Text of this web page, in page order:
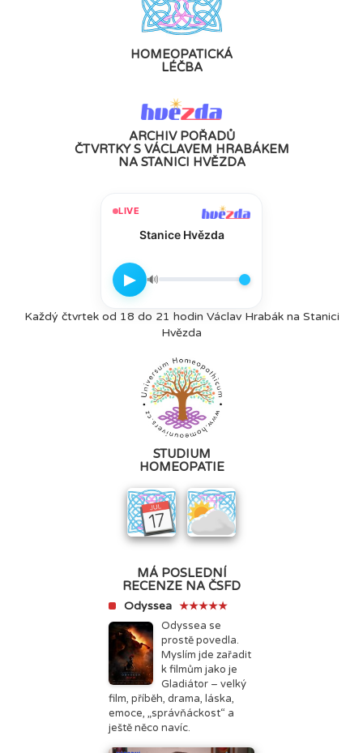
HOMEOPATICKÁ
LÉČBA
ARCHIV POŘADŮ
ČTVRTKY S VÁCLAVEM HRABÁKEM
NA STANICI HVĚZDA
LIVE
Stanice Hvězda
▶ 🔊
Každý čtvrtek od 18 do 21 hodin Václav Hrabák na Stanici
Hvězda
STUDIUM
HOMEOPATIE
MÁ POSLEDNÍ
RECENZE NA ČSFD
Odyssea ★★★★★
Odyssea se
prostě povedla.
Myslím jde zařadit
k filmům jako je
Gladiátor – velký
film, příběh, drama, láska,
emoce, „správňáckost“ a
ještě něco navíc.